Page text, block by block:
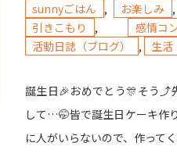
sunnyごはん , お楽しみ ,
引きこもり
, 感情コ
活動日誌（ブログ）
, 生活
誕生日🎉おめでとう🎊そう⤴️
して…🤭皆で誕生日ケーキ作
に人がいらないので、作って